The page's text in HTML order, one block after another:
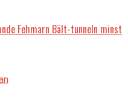
Fehmarn Bält-tunneln minst